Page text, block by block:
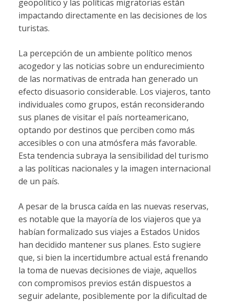
geopolítico y las políticas migratorias están
impactando directamente en las decisiones de los
turistas.
La percepción de un ambiente político menos
acogedor y las noticias sobre un endurecimiento
de las normativas de entrada han generado un
efecto disuasorio considerable. Los viajeros, tanto
individuales como grupos, están reconsiderando
sus planes de visitar el país norteamericano,
optando por destinos que perciben como más
accesibles o con una atmósfera más favorable.
Esta tendencia subraya la sensibilidad del turismo
a las políticas nacionales y la imagen internacional
de un país.
A pesar de la brusca caída en las nuevas reservas,
es notable que la mayoría de los viajeros que ya
habían formalizado sus viajes a Estados Unidos
han decidido mantener sus planes. Esto sugiere
que, si bien la incertidumbre actual está frenando
la toma de nuevas decisiones de viaje, aquellos
con compromisos previos están dispuestos a
seguir adelante, posiblemente por la dificultad de